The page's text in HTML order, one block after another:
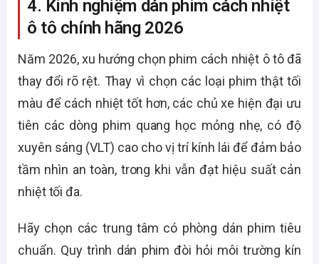
4. Kinh nghiệm dán phim cách nhiệt
ô tô chính hãng 2026
Năm 2026, xu hướng chọn phim cách nhiệt ô tô đã
thay đổi rõ rệt. Thay vì chọn các loại phim thật tối
màu để cách nhiệt tốt hơn, các chủ xe hiện đại ưu
tiên các dòng phim quang học mỏng nhẹ, có độ
xuyên sáng (VLT) cao cho vị trí kính lái để đảm bảo
tầm nhìn an toàn, trong khi vẫn đạt hiệu suất cản
nhiệt tối đa.
Hãy chọn các trung tâm có phòng dán phim tiêu
chuẩn. Quy trình dán phim đòi hỏi môi trường kín